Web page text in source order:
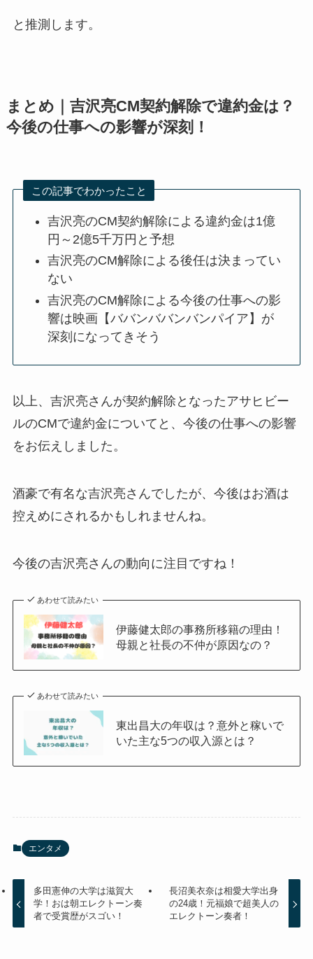
と推測します。
まとめ｜吉沢亮CM契約解除で違約金は？
今後の仕事への影響が深刻！
この記事でわかったこと
吉沢亮のCM契約解除による違約金は1億
円～2億5千万円と予想
吉沢亮のCM解除による後任は決まってい
ない
吉沢亮のCM解除による今後の仕事への影
響は映画【ババンババンバンパイア】が
深刻になってきそう
以上、吉沢亮さんが契約解除となったアサヒビー
ルのCMで違約金についてと、今後の仕事への影響
をお伝えしました。
酒豪で有名な吉沢亮さんでしたが、今後はお酒は
控えめにされるかもしれませんね。
今後の吉沢亮さんの動向に注目ですね！
あわせて読みたい
伊藤健太郎の事務所移籍の理由！
母親と社長の不仲が原因なの？
あわせて読みたい
東出昌大の年収は？意外と稼いで
いた主な5つの収入源とは？
エンタメ
多田憲伸の大学は滋賀大
学！おは朝エレクトーン奏
者で受賞歴がスゴい！
長沼美衣奈は相愛大学出身
の24歳！元福娘で超美人の
エレクトーン奏者！